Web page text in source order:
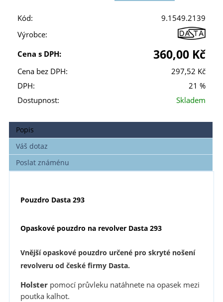
Kód:
9.1549.2139
Výrobce:
Cena s DPH:
360,00 Kč
Cena bez DPH:
297,52 Kč
DPH:
21 %
Dostupnost:
Skladem
Popis
Váš dotaz
Poslat známénu
Pouzdro Dasta 293
Opaskové pouzdro na revolver Dasta 293
Vnější opaskové pouzdro určené pro skryté nošení
revolveru od české firmy Dasta.
Holsterpomocí průvleku natáhnete na opasek mezi
poutka kalhot.